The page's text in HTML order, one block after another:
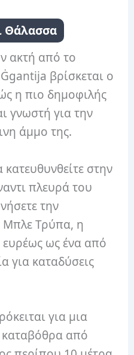
Θάλασσα
ακτή από το
βρίσκεται ο
η πιο δημοφιλής
γνωστή για την
άμμο της.
στην
πλευρά του
την
Μπλε Τρύπα, η
ευρέως ως ένα από
για καταδύσεις
για μια
από